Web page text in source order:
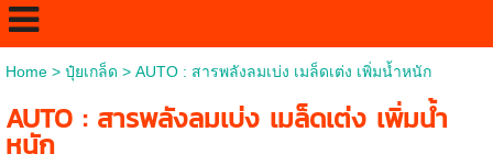
Home> ปุ๋ยเกล็ด > AUTO : สารพลังลมเบ่ง เมล็ดเต่ง เพิ่มน้ำหนัก
AUTO : สารพลังลมเบ่ง เมล็ดเต่ง เพิ่มน้ำ
หนัก